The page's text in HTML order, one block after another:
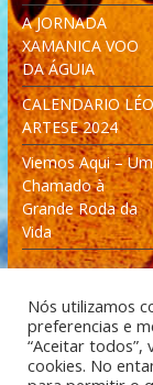
A JORNADA
XAMANICA VOO
DA ÁGUIA
CALENDARIO LÉO
ARTESE 2024
Viemos Aqui – Um
Chamado à
Grande Roda da
Vida
Nós utilizamos
preferencias e
“Aceitar todos”,
cookies. No